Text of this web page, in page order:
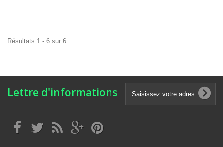
Résultats 1 - 6 sur 6.
Lettre d'informations